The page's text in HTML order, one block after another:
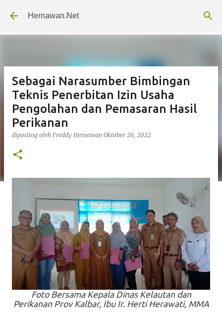
Langsung ke konten utama
Hernawan.Net
Sebagai Narasumber Bimbingan
Teknis Penerbitan Izin Usaha
Pengolahan dan Pemasaran Hasil
Perikanan
diposting oleh Freddy Hernawan Oktober 26, 2022
Foto Bersama Kepala Dinas Kelautan dan
Perikanan Prov Kalbar, Ibu Ir. Herti Herawati, MMA